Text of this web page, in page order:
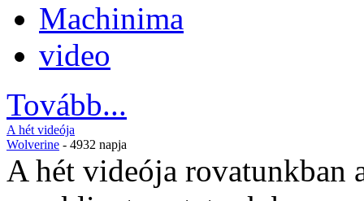
Machinima
video
Tovább...
A hét videója
Wolverine - 4932 napja
A hét videója rovatunkban